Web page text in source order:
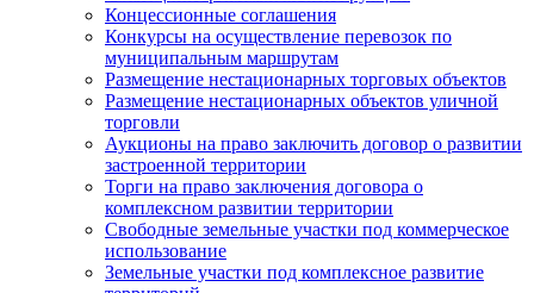
Концессионные соглашения
Конкурсы на осуществление перевозок по
муниципальным маршрутам
Размещение нестационарных торговых объектов
Размещение нестационарных объектов уличной
торговли
Аукционы на право заключить договор о развитии
застроенной территории
Торги на право заключения договора о
комплексном развитии территории
Свободные земельные участки под коммерческое
использование
Земельные участки под комплексное развитие